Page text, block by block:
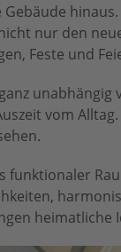
nur den
Feste und
vom
funktionaler
heimatliche